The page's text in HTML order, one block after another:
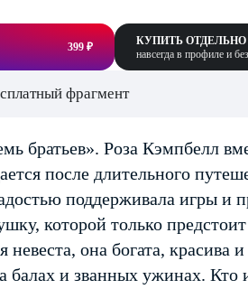
399 ₽
КУПИТЬ ОТДЕЛЬНО
навсегда в профиле и
фрагмент
братьев». Роза Кэмпбелл
после длительного
поддерживала игры и
которой только
невеста, она богата, красива
балах и званных ужинах. Кто